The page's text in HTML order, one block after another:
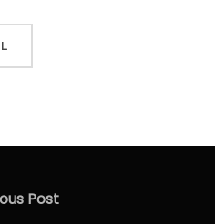
Previous
Post